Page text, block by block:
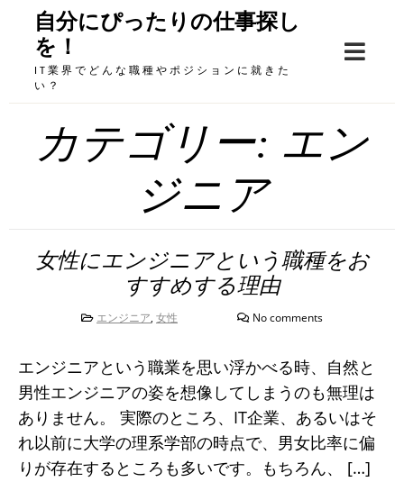
content
自分にぴったりの仕事探し
を！
IT業界でどんな職種やポジションに就きた
い？
カテゴリー: エン
ジニア
女性にエンジニアという職種をお
すすめする理由
エンジニア, 女性 No comments
エンジニアという職業を思い浮かべる時、自然と
男性エンジニアの姿を想像してしまうのも無理は
ありません。 実際のところ、IT企業、あるいはそ
れ以前に大学の理系学部の時点で、男女比率に偏
りが存在するところも多いです。もちろん、 […]